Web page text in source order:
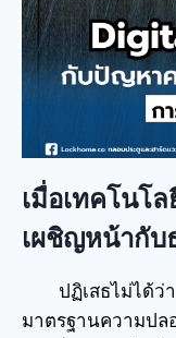
เมื่อเทคโนโ
เผชิญหน้ากับ
ปฏิเสธไม่ได้ว่
มาตรฐานความปล